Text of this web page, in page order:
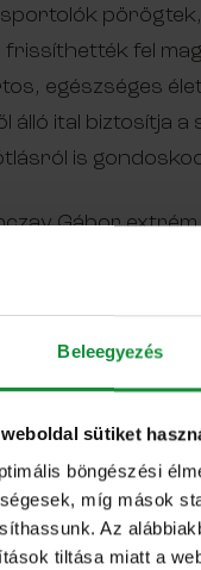
Beleegyezés
weboldal sütiket
böngészési
míg mások
Az
tiltása miatt a
frissíthették fel
egészséges
álló ital biztosítja
is
Gábor
el a
Grönland
maguk után
párosként
ahogy mindig,
Kinga, az
életben
olyan extrém